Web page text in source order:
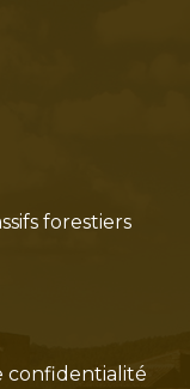
forestiers
confidentialité